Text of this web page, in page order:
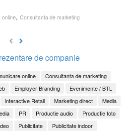
online, Consultanta de marketing
de companie
online
Consultanta de marketing
Employer Branding
Evenimente / BTL
Interactive Retail Marketing direct
Media
PR Productie audio
Productie foto
Publicitate
Publicitate indoor